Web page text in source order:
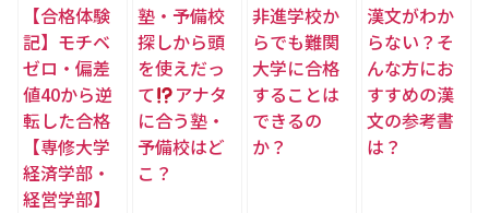
【合格体験
記】モチベ
ゼロ・偏差
値40から逆
転した合格
【専修大学
経済学部・
経営学部】
塾・予備校
探しから頭
を使えだっ
て
アナタ
に合う塾・
予備校はど
こ？
非進学校か
らでも難関
大学に合格
することは
できるの
か？
漢文がわか
らない？そ
んな方にお
すすめの漢
文の参考書
は？